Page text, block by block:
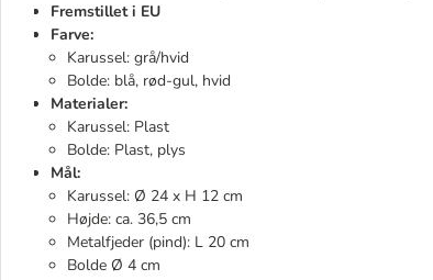
Fremstillet i EU
Farve:
Karussel: grå/hvid
Bolde: blå, rød-gul, hvid
Materialer:
Karussel: Plast
Bolde: Plast, plys
Mål:
Karussel: Ø 24 x H 12 cm
Højde: ca. 36,5 cm
Metalfjeder (pind): L 20 cm
Bolde Ø 4 cm